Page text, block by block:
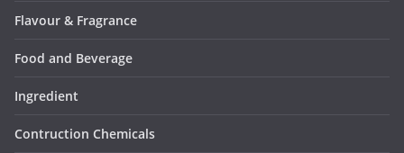
Flavour & Fragrance
Food and Beverage
Ingredient
Contruction Chemicals